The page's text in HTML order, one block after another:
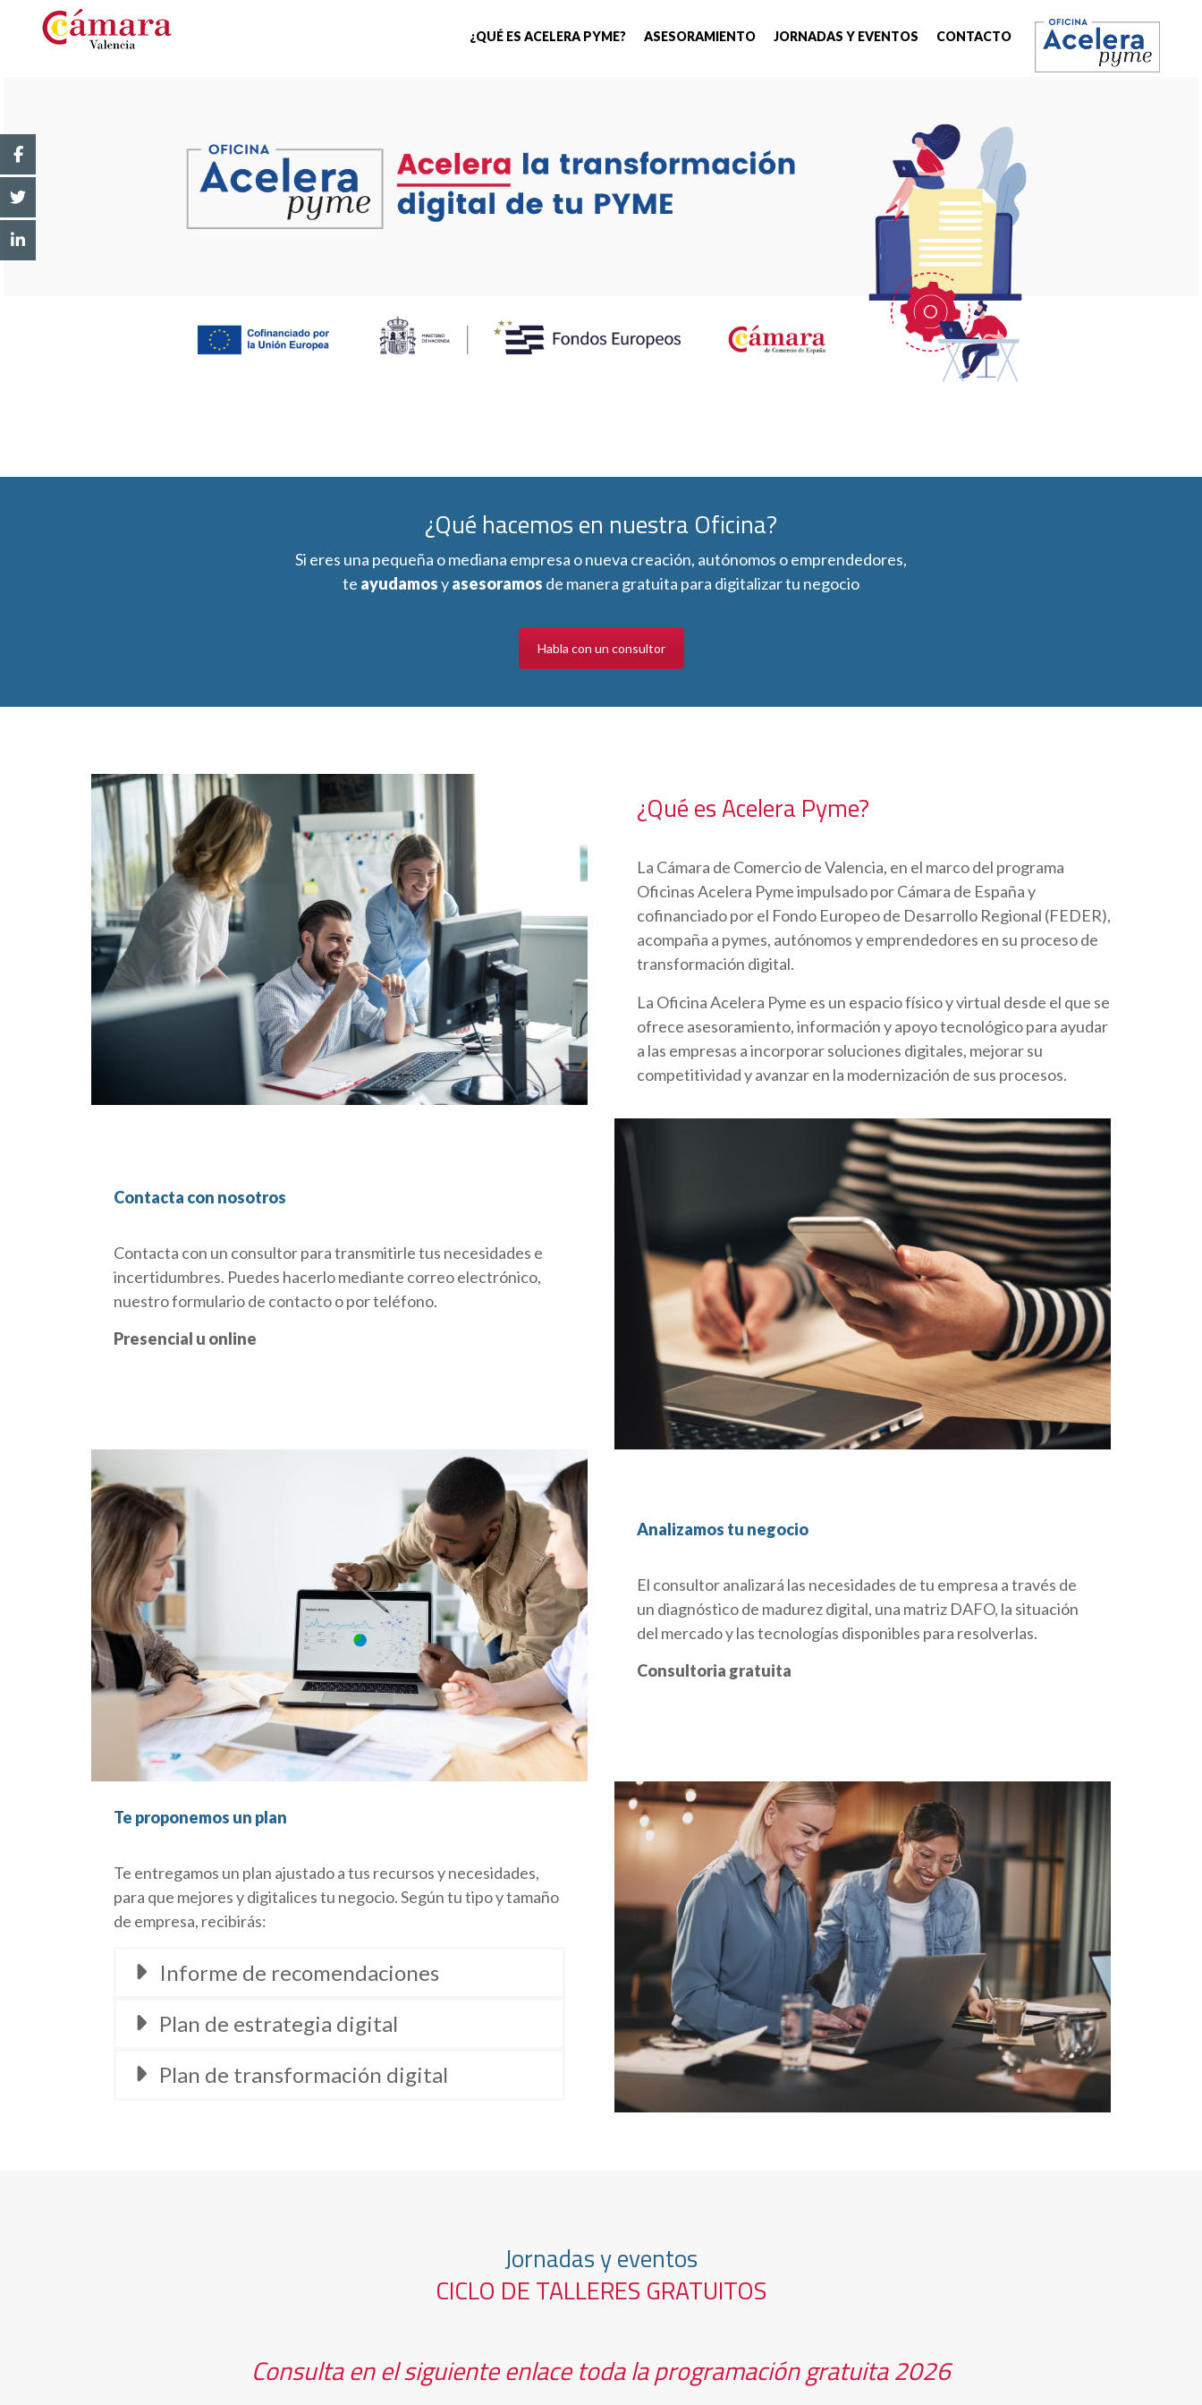
¿QUÉ ES ACELERA PYME? ASESORAMIENTO JORNADAS Y EVENTOS CONTACTO
¿Qué hacemos en nuestra Oficina?
Si eres una pequeña o mediana empresa o nueva creación, autónomos o emprendedores,
te ayudamosyasesoramos de manera gratuita para digitalizar tu negocio
Habla con un consultor
¿Qué es Acelera Pyme?
La Cámara de Comercio de Valencia, en el marco del programa
Oficinas Acelera Pyme impulsado por Cámara de España y
cofinanciado por el Fondo Europeo de Desarrollo Regional (FEDER),
acompaña a pymes, autónomos y emprendedores en su proceso de
transformación digital.
La Oficina Acelera Pyme es un espacio físico y virtual desde el que se
ofrece asesoramiento, información y apoyo tecnológico para ayudar
a las empresas a incorporar soluciones digitales, mejorar su
competitividad y avanzar en la modernización de sus procesos.
Contacta con nosotros
Contacta con un consultor para transmitirle tus necesidades e
incertidumbres. Puedes hacerlo mediante correo electrónico,
nuestro formulario de contacto o por teléfono.
Presencial u online
Analizamos tu negocio
El consultor analizará las necesidades de tu empresa a través de
un diagnóstico de madurez digital, una matriz DAFO, la situación
del mercado y las tecnologías disponibles para resolverlas.
Consultoria gratuita
Te proponemos un plan
Te entregamos un plan ajustado a tus recursos y necesidades,
para que mejores y digitalices tu negocio. Según tu tipo y tamaño
de empresa, recibirás:
Informe de recomendaciones
Plan de estrategia digital
Plan de transformación digital
Jornadas y eventos
CICLO DE TALLERES GRATUITOS
Consulta en el siguiente enlace toda la programación gratuita 2026